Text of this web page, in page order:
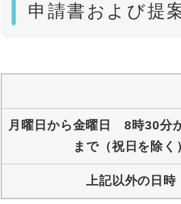
申請書および提
月曜日から金曜日 8時30分
まで（祝日を除く
上記以外の日時